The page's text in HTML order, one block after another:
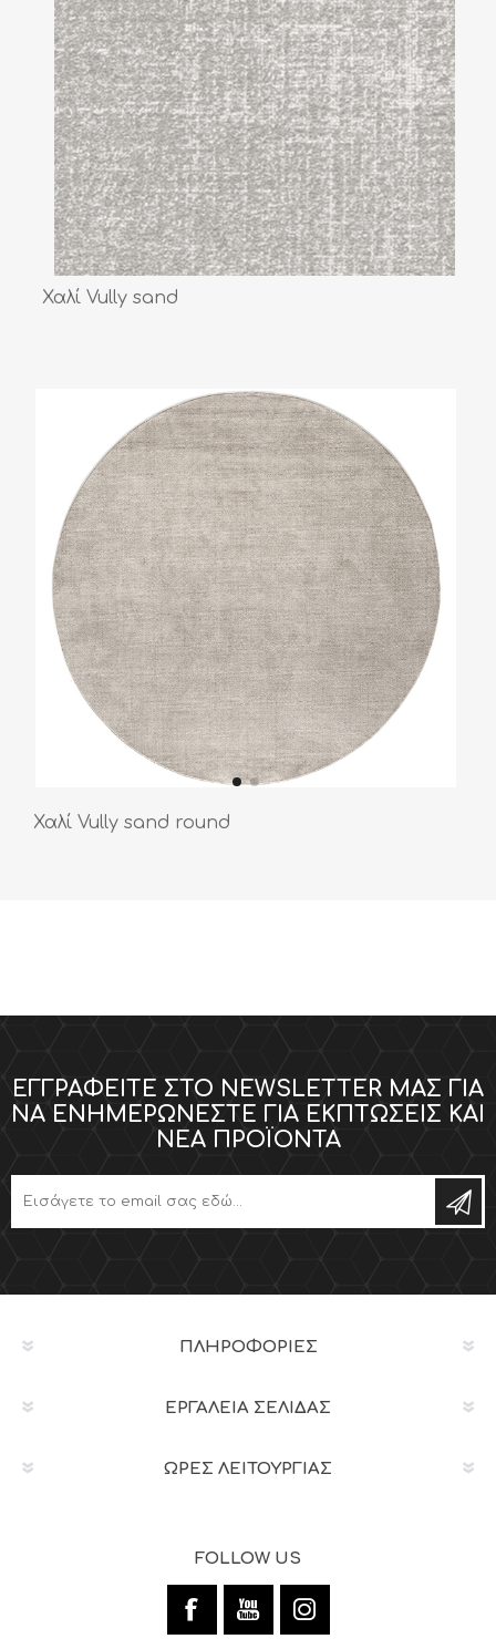
Χαλί Vully sand
Χαλί Vully sand round
ΕΓΓΡΑΦΕΊΤΕ ΣΤΟ NEWSLETTER ΜΑΣ ΓΙΑ
ΝΑ ΕΝΗΜΕΡΏΝΕΣΤΕ ΓΙΑ ΕΚΠΤΏΣΕΙΣ ΚΑΙ
ΝΈΑ ΠΡΟΪΌΝΤΑ
ΠΛΗΡΟΦΟΡΊΕΣ
ΕΡΓΑΛΕΊΑ ΣΕΛΊΔΑΣ
ΩΡΕΣ ΛΕΙΤΟΥΡΓΙΑΣ
FOLLOW US